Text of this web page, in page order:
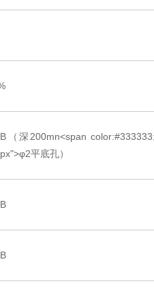
（深200mn<span
2平底孔）